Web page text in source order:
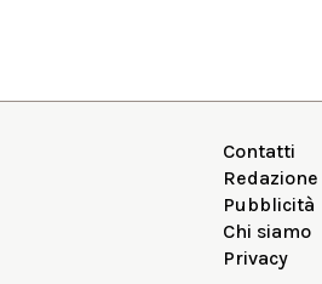
Contatti
Redazione
Pubblicità
Chi siamo
Privacy